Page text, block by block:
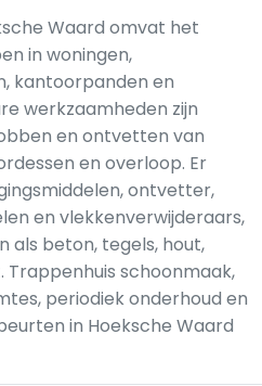
Waard omvat het
in woningen,
kantoorpanden en
werkzaamheden zijn
en ontvetten van
en overloop. Er
ontvetter,
en vlekkenverwijderaars,
als beton, tegels, hout,
schoonmaak,
periodiek onderhoud en
in Hoeksche Waard